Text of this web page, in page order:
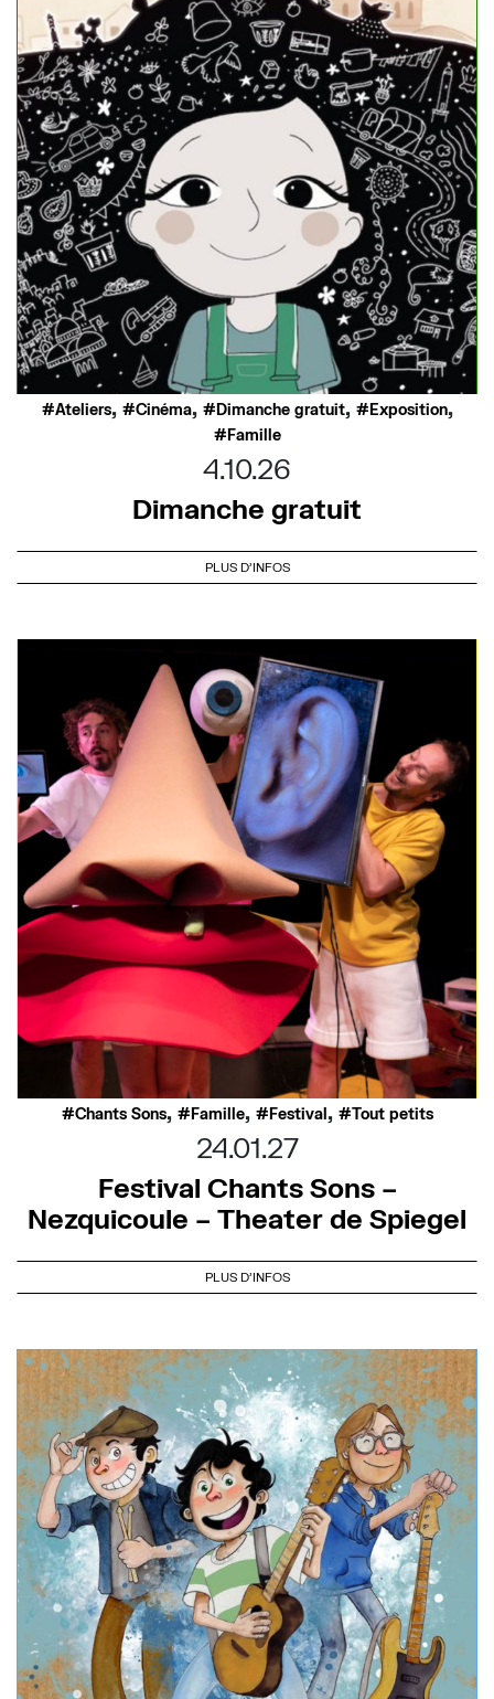
Ateliers, Cinéma, Dimanche gratuit, Exposition,
Famille
4.10.26
Dimanche gratuit
PLUS D'INFOS
Chants Sons, Famille, Festival , Tout petits
24.01.27
Festival Chants Sons –
Nezquicoule – Theater de Spiegel
PLUS D'INFOS